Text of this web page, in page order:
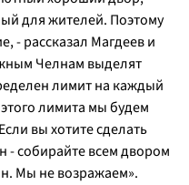
для жителей. Поэтому
- рассказал Магдеев и
Челнам выделят
лимит на каждый
лимита мы будем
вы хотите сделать
собирайте всем двором
Мы не возражаем».